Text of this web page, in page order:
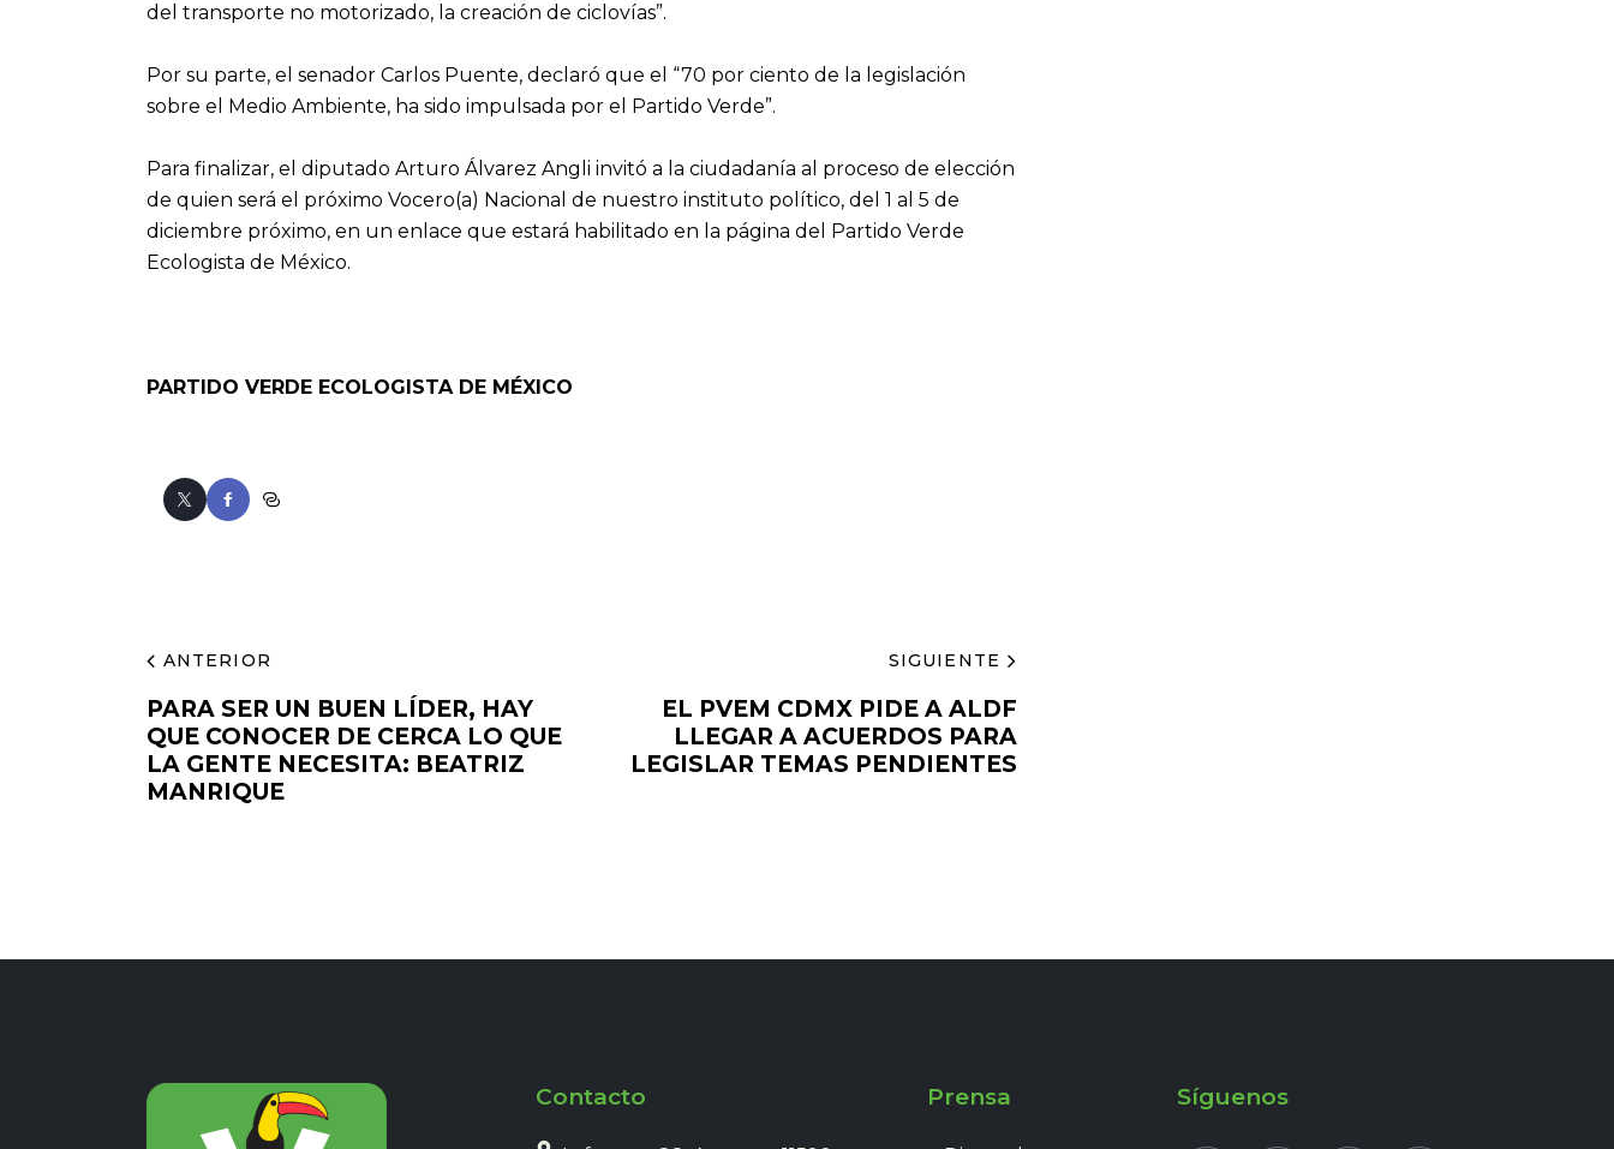
del transporte no motorizado, la creación de ciclovías”.
Por su parte, el senador Carlos Puente, declaró que el “70 por ciento de la legislación
sobre el Medio Ambiente, ha sido impulsada por el Partido Verde”.
Para finalizar, el diputado Arturo Álvarez Angli invitó a la ciudadanía al proceso de elección
de quien será el próximo Vocero(a) Nacional de nuestro instituto político, del 1 al 5 de
diciembre próximo, en un enlace que estará habilitado en la página del Partido Verde
Ecologista de México.
PARTIDO VERDE ECOLOGISTA DE MÉXICO
ANTERIOR
PARA SER UN BUEN LÍDER, HAY
QUE CONOCER DE CERCA LO QUE
LA GENTE NECESITA: BEATRIZ
MANRIQUE
SIGUIENTE
EL PVEM CDMX PIDE A ALDF
LLEGAR A ACUERDOS PARA
LEGISLAR TEMAS PENDIENTES
Contacto Prensa Síguenos